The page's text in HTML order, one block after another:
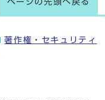
ページの先頭へ戻る
著作権・セキュリティ